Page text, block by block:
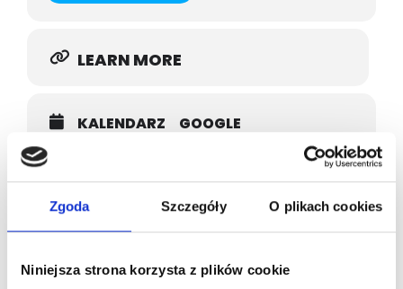
Zgoda Szczegóły O plikach cookies
Niniejsza strona korzysta z plików cookie
LEARN MORE
KALENDARZ GOOGLE
Prowadzący
CLAUDE MISSIAEN